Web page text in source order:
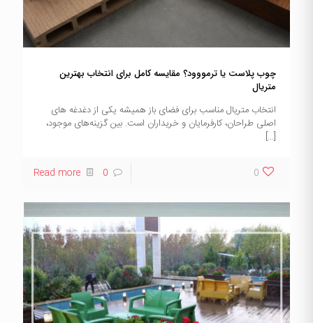
چوب پلاست یا ترمووود؟ مقایسه کامل برای انتخاب بهترین
متریال
انتخاب متریال مناسب برای فضای باز همیشه یکی از دغدغه های
اصلی طراحان، کارفرمایان و خریداران است. بین گزینه‌های موجود،
[…]
0
0
Read more